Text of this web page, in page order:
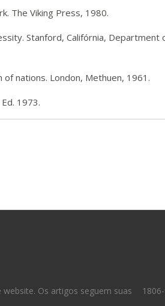
The Viking Press, 1980.
Stanford, Califórnia, Department
nations. London, Methuen, 1961.
1973.
Os artigos seguem suas